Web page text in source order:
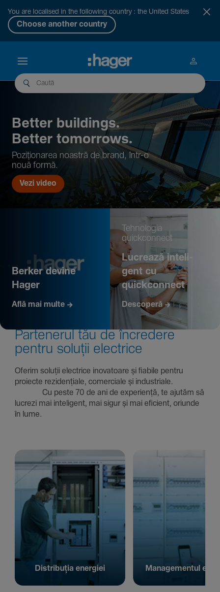
You are localised in the following country : the United States
Choose another country
Better buil­dings.
Better tomor­rows.
Pozi­țio­narea noastră de brand, într-o
nouă formă.
Vezi video
Berker devine
Hager
Află mai multe
Tehno­logia
quickconnect
Lucrează inte­li­
gent cu
quickconnect
Descoperă
Parte­nerul tău de încre­dere
pentru soluții electrice
Oferim soluții electrice inova­toare și fiabile pentru
proiecte rezi­den­țiale, comer­ciale și indus­triale.
Cu peste 70 de ani de expe­riență, te ajutăm să
lucrezi mai inte­li­gent, mai sigur și mai eficient, oriunde
în lume.
Distribuția energiei Managementul